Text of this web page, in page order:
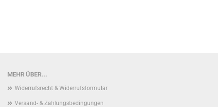
MEHR ÜBER...
Widerrufsrecht & Widerrufsformular
Versand- & Zahlungsbedingungen